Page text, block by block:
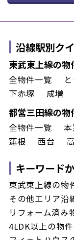
沿線駅別ク
東武東上線の物
全物件一覧
下赤塚
成増
都営三田線の物
全物件一覧
蓮根
西台
キーワード
東武東上線の物
その他エリア沿
リフォーム済み
4LDK以上の物件